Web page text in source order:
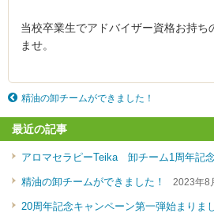
当校卒業生でアドバイザー資格お持ち
ませ。
精油の卸チームができました！
最近の記事
アロマセラピーTeika 卸チーム1周年記
精油の卸チームができました！ 2023年8
20周年記念キャンペーン第一弾始まりま